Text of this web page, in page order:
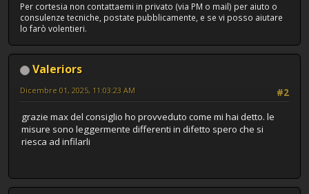
Per cortesia non contattaemi in privato (via PM o mail) per aiuto o
consulenze tecniche, postate pubblicamente, e se vi posso aiutare
lo farò volentieri.
Valeriors
#2
Dicembre 01, 2025, 11:03:23 AM
grazie max del consiglio ho provveduto come mi hai detto. le
misure sono leggermente differenti in difetto spero che si
riesca ad infilarli